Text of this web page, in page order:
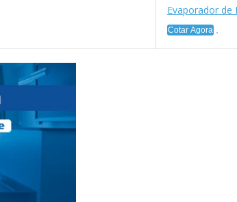
Evaporador de
Cotar Agora